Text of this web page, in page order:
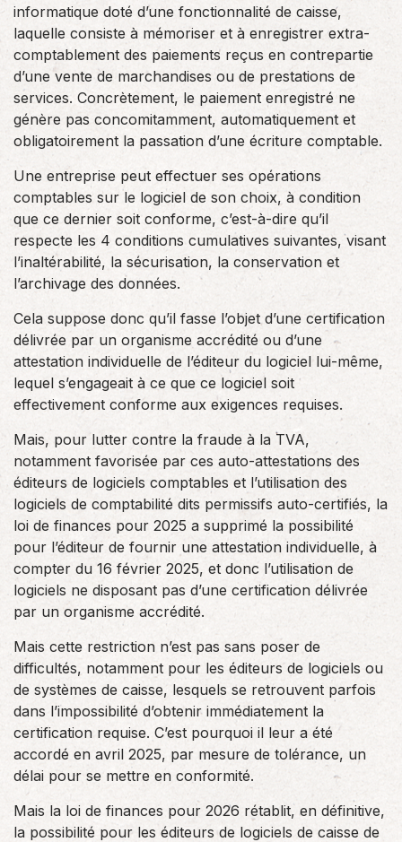
informatique doté d’une fonctionnalité de caisse,
laquelle consiste à mémoriser et à enregistrer extra-
comptablement des paiements reçus en contrepartie
d’une vente de marchandises ou de prestations de
services. Concrètement, le paiement enregistré ne
génère pas concomitamment, automatiquement et
obligatoirement la passation d’une écriture comptable.
Une entreprise peut effectuer ses opérations
comptables sur le logiciel de son choix, à condition
que ce dernier soit conforme, c’est-à-dire qu’il
respecte les 4 conditions cumulatives suivantes, visant
l’inaltérabilité, la sécurisation, la conservation et
l’archivage des données.
Cela suppose donc qu’il fasse l’objet d’une certification
délivrée par un organisme accrédité ou d’une
attestation individuelle de l’éditeur du logiciel lui-même,
lequel s’engageait à ce que ce logiciel soit
effectivement conforme aux exigences requises.
Mais, pour lutter contre la fraude à la TVA,
notamment favorisée par ces auto-attestations des
éditeurs de logiciels comptables et l’utilisation des
logiciels de comptabilité dits permissifs auto-certifiés, la
loi de finances pour 2025 a supprimé la possibilité
pour l’éditeur de fournir une attestation individuelle, à
compter du 16 février 2025, et donc l’utilisation de
logiciels ne disposant pas d’une certification délivrée
par un organisme accrédité.
Mais cette restriction n’est pas sans poser de
difficultés, notamment pour les éditeurs de logiciels ou
de systèmes de caisse, lesquels se retrouvent parfois
dans l’impossibilité d’obtenir immédiatement la
certification requise. C’est pourquoi il leur a été
accordé en avril 2025, par mesure de tolérance, un
délai pour se mettre en conformité.
Mais la loi de finances pour 2026 rétablit, en définitive,
la possibilité pour les éditeurs de logiciels de caisse de